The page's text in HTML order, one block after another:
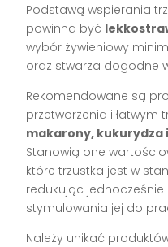
Podstawą wspierania
powinna być
wybór żywieniowy
oraz stwarza dogodne
Rekomendowane są
przetworzenia i łatwym
makarony, kukurydza
Stanowią one
które trzustka jest w
redukując
stymulowania jej do
Należy unikać